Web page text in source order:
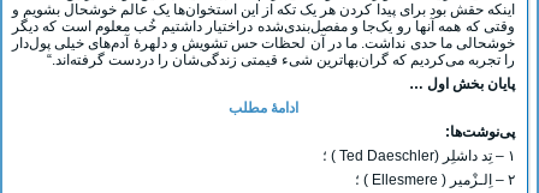
اینکه حقش بود برای پیدا کردن هر یک تکه از این استخوان‌ها یک عالم خوشحال بشویم و
وقتی که همه آنها رو یک‌جا و مفصل‌بندی‌شده دراختیار داشتیم خُب معلوم است که دیگر
خوشحالی ما حدی نداشت. ما در آن لحظات حس تشویش و دلهرۀ آدم‌های خیلی پول‌دار
را تجربه می‌کردیم که گران‌بهاترین شیء قیمتی‌ زندگی‌شان را دردست گرفته‌اند.“
پایان بخش اول …
ادامۀ مطلب
پی‌نوشت‌ها:
۱ – تِد داشلِر (Ted Daeschler ) ؛
۲ – اِلـزْمیر ( Ellesmere ) ؛